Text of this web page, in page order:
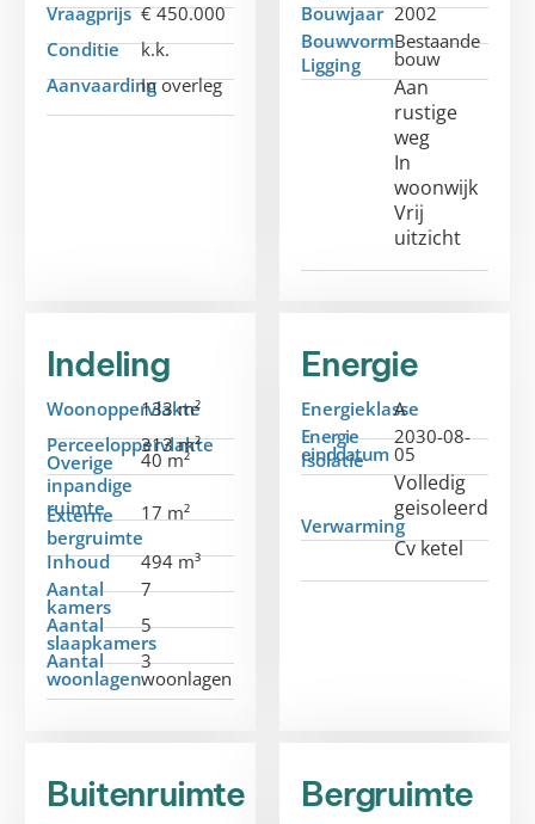
Vraagprijs € 450.000
Conditie
k.k.
AanvaardingIn overleg
Bouwjaar 2002
BouwvormBestaande
bouw
Ligging
Aan
rustige
weg
In
woonwijk
Vrij
uitzicht
Indeling
Woonoppervlakte
133 m²
Perceeloppervlakte
313 m²
Overige
inpandige
ruimte
40 m²
Externe
bergruimte
17 m²
Inhoud
494 m³
Aantal
kamers
7
Aantal
slaapkamers
5
Aantal
woonlagen
3
woonlagen
Energie
Energieklasse
A
Energie
einddatum
2030-08-
05
Isolatie
Volledig
geisoleerd
Verwarming
Cv ketel
Buitenruimte Bergruimte